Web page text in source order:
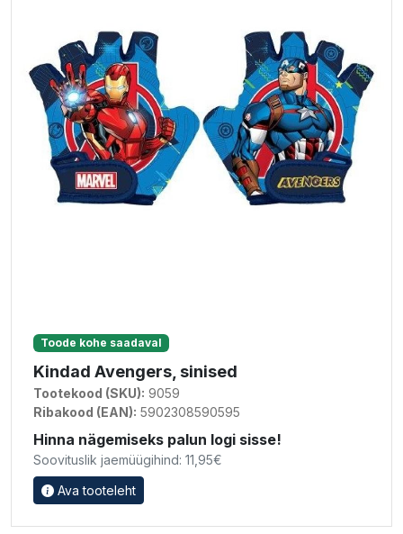
Toode kohe saadaval
Kindad Avengers, sinised
Tootekood (SKU): 9059
Ribakood (EAN): 5902308590595
Hinna nägemiseks palun logi sisse!
Soovituslik jaemüügihind: 11,95€
Ava tooteleht